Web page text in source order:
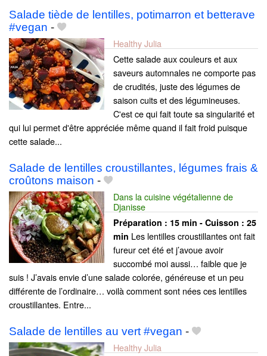
Salade tiède de lentilles, potimarron et betterave
#vegan -
Healthy Julia
Cette salade aux couleurs et aux
saveurs automnales ne comporte pas
de crudités, juste des légumes de
saison cuits et des légumineuses.
C'est ce qui fait toute sa singularité et
qui lui permet d'être appréciée même quand il fait froid puisque
cette salade...
Salade de lentilles croustillantes, légumes frais &
croûtons maison -
Dans la cuisine végétalienne de
Djanisse
Préparation : 15 min - Cuisson : 25
min Les lentilles croustillantes ont fait
fureur cet été et j’avoue avoir
succombé moi aussi… faible que je
suis ! J’avais envie d’une salade colorée, généreuse et un peu
différente de l’ordinaire… voilà comment sont nées ces lentilles
croustillantes. Entre...
Salade de lentilles au vert #vegan -
Healthy Julia